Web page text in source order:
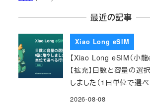
最近の記事
Xiao Long eSIM
【Xiao Long eSIM（小龍
【拡充】日数と容量の選
しました（1日単位で選
2026-08-08